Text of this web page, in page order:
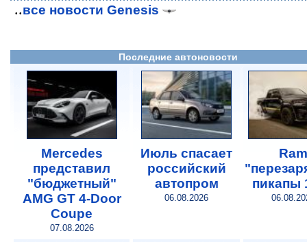
..все новости Genesis
Последние автоновости
Mercedes
представил
"бюджетный"
AMG GT 4-Door
Coupe
07.08.2026
Июль спасает
российский
автопром
06.08.2026
Ram
пикапы